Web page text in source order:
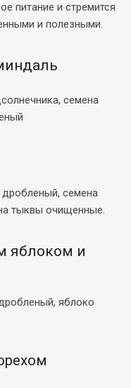
питание и стремится
и полезными.
семена
дробленый, семена
тыквы очищенные.
яблоком и
яблоко